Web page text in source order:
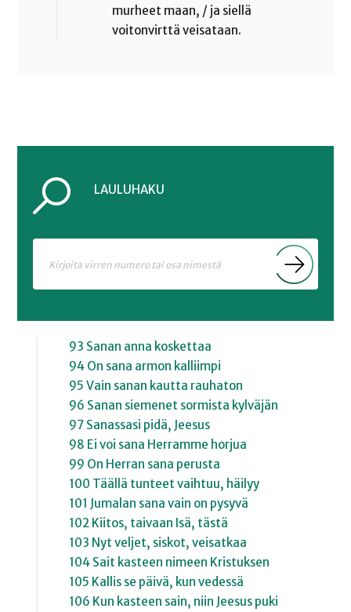
murheet maan, / ja siellä
voitonvirttä veisataan.
LAULUHAKU
93 Sanan anna koskettaa
94 On sana armon kalliimpi
95 Vain sanan kautta rauhaton
96 Sanan siemenet sormista kylväjän
97 Sanassasi pidä, Jeesus
98 Ei voi sana Herramme horjua
99 On Herran sana perusta
100 Täällä tunteet vaihtuu, häilyy
101 Jumalan sana vain on pysyvä
102 Kiitos, taivaan Isä, tästä
103 Nyt veljet, siskot, veisatkaa
104 Sait kasteen nimeen Kristuksen
105 Kallis se päivä, kun vedessä
106 Kun kasteen sain, niin Jeesus puki